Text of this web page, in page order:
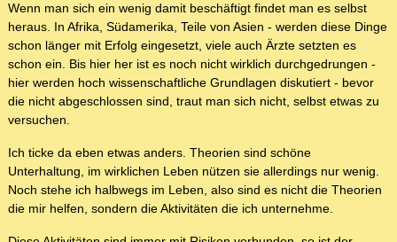
Wenn man sich ein wenig damit beschäftigt findet man es selbst
heraus. In Afrika, Südamerika, Teile von Asien - werden diese Dinge
schon länger mit Erfolg eingesetzt, viele auch Ärzte setzten es
schon ein. Bis hier her ist es noch nicht wirklich durchgedrungen -
hier werden hoch wissenschaftliche Grundlagen diskutiert - bevor
die nicht abgeschlossen sind, traut man sich nicht, selbst etwas zu
versuchen.
Ich ticke da eben etwas anders. Theorien sind schöne
Unterhaltung, im wirklichen Leben nützen sie allerdings nur wenig.
Noch stehe ich halbwegs im Leben, also sind es nicht die Theorien
die mir helfen, sondern die Aktivitäten die ich unternehme.